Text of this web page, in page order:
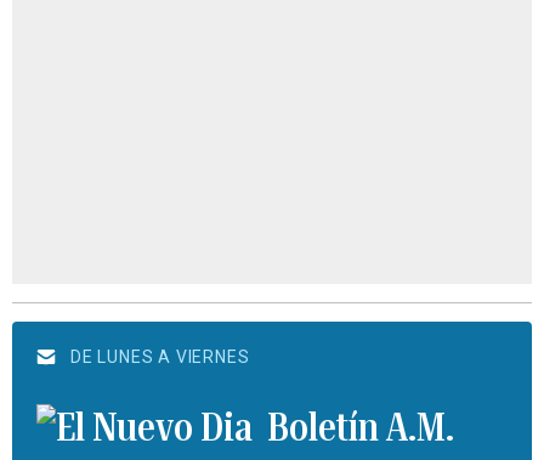
DE LUNES A VIERNES
Boletín A.M.